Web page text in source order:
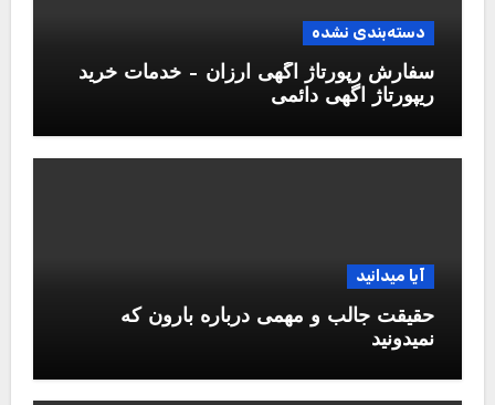
دسته‌بندی نشده
سفارش رپورتاژ آگهی ارزان – خدمات خرید
ریپورتاژ اگهی دائمی
آیا میدانید
حقیقت جالب و مهمی درباره بارون که
نمیدونید